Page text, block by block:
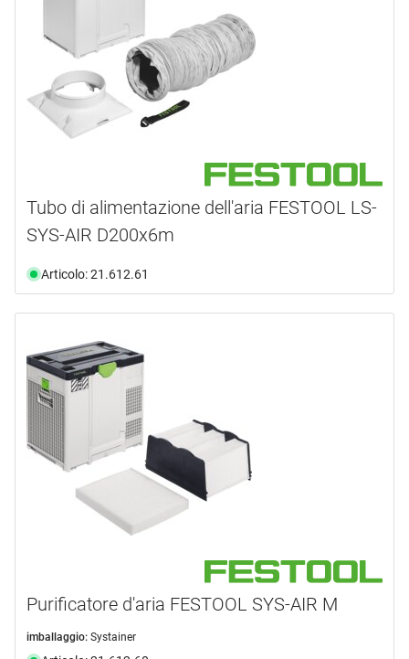
Tubo di alimentazione dell'aria FESTOOL LS-
SYS-AIR D200x6m
Articolo: 21.612.61
Purificatore d'aria FESTOOL SYS-AIR M
imballaggio: Systainer